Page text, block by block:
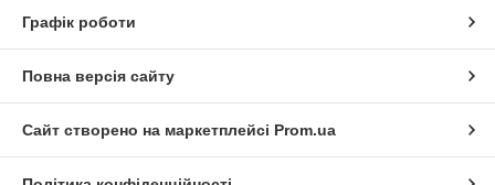
Графік роботи
Повна версія сайту
Сайт створено на маркетплейсі Prom.ua